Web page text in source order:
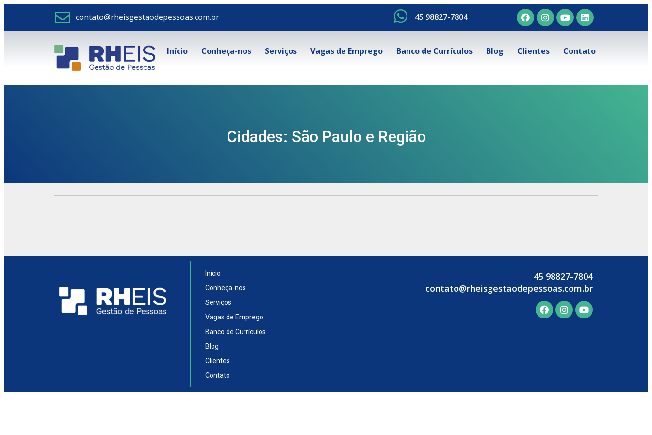
contato@rheisgestaodepessoas.com.br 45 98827-7804
Início Conheça-nos Serviços Vagas de Emprego Banco de Currículos Blog Clientes Contato
Cidades: São Paulo e Região
Início
Conheça-nos
Serviços
Vagas de Emprego
Banco de Currículos
Blog
Clientes
Contato
45 98827-7804
contato@rheisgestaodepessoas.com.br